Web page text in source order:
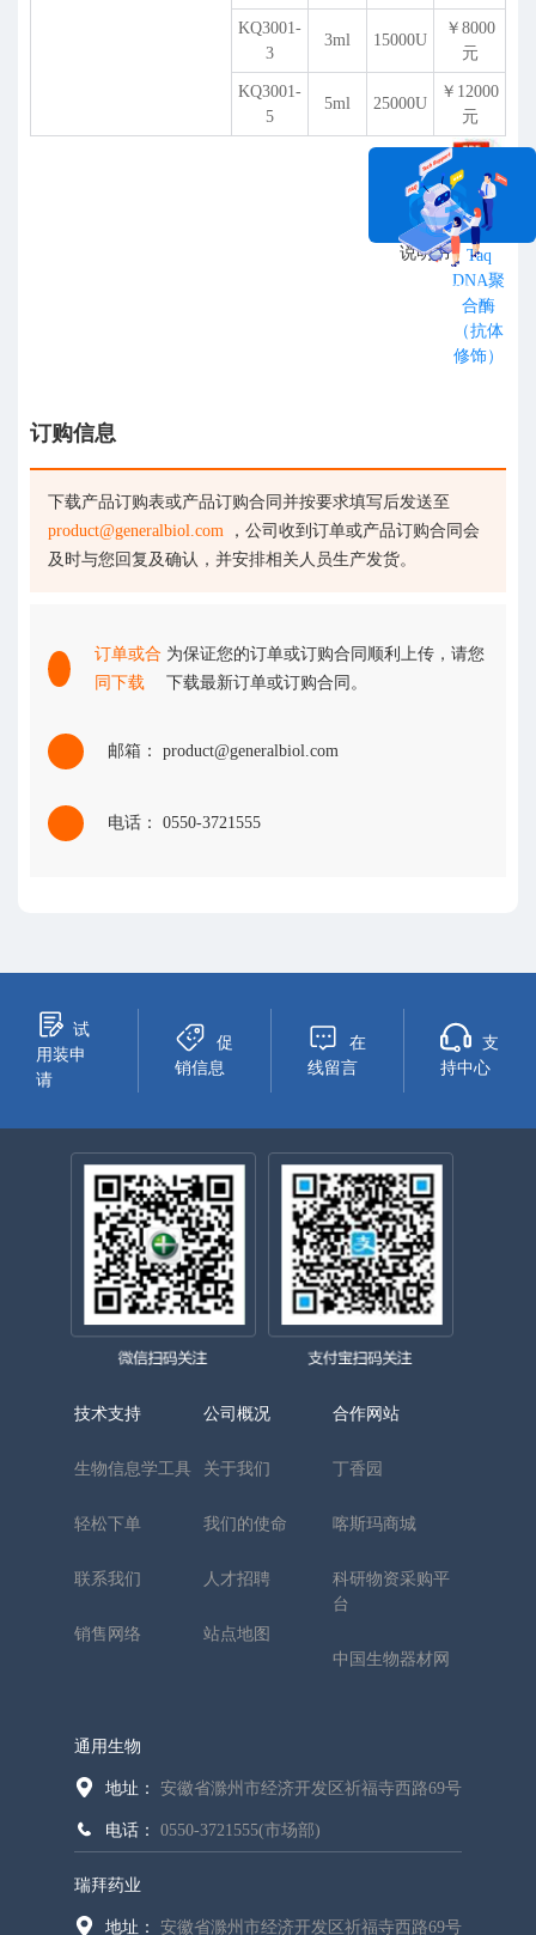
KQ3001-
3
3ml 15000U
￥8000
元
KQ3001-
5
5ml 25000U
￥12000
元
说明书
热启动
GUeasy
Taq
DNA聚
合酶
（抗体
修饰）
订购信息
下载产品订购表或产品订购合同并按要求填写后发送至
product@generalbiol.com ，公司收到订单或产品订购合同会
及时与您回复及确认，并安排相关人员生产发货。
订单或合
同下载
为保证您的订单或订购合同顺利上传，请您
下载最新订单或订购合同。
邮箱： product@generalbiol.com
电话： 0550-3721555
试
用装申
请
促
销信息
在
线留言
支
持中心
技术支持
生物信息学工具
轻松下单
联系我们
销售网络
公司概况
关于我们
我们的使命
人才招聘
站点地图
合作网站
丁香园
喀斯玛商城
科研物资采购平
台
中国生物器材网
通用生物
地址： 安徽省滁州市经济开发区祈福寺西路69号
电话： 0550-3721555(市场部)
瑞拜药业
地址： 安徽省滁州市经济开发区祈福寺西路69号
在线咨询